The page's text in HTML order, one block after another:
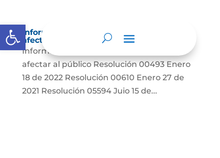
Abrir barra de herramientas
Información sobre decisiones que puede
afectar al público
Información sobre decisiones que puede
afectar al público Resolución 00493 Enero
18 de 2022 Resolución 00610 Enero 27 de
2021 Resolución 05594 Juio 15 de...